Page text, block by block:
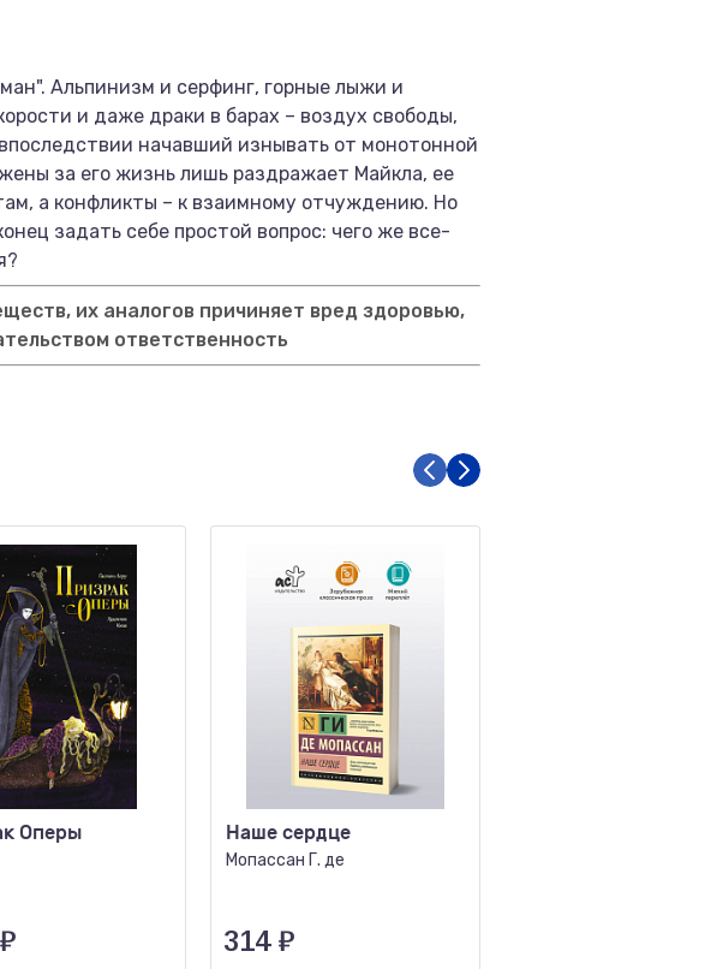
Альпинизм и серфинг, горные лыжи и
и даже драки в барах – воздух свободы,
начавший изнывать от монотонной
за его жизнь лишь раздражает Майкла, ее
а конфликты – к взаимному отчуждению. Но
задать себе простой вопрос: чего же все-
их аналогов причиняет вред здоровью,
ответственность
Оперы
₽
Наше сердце
Мопассан Г. де
314 ₽